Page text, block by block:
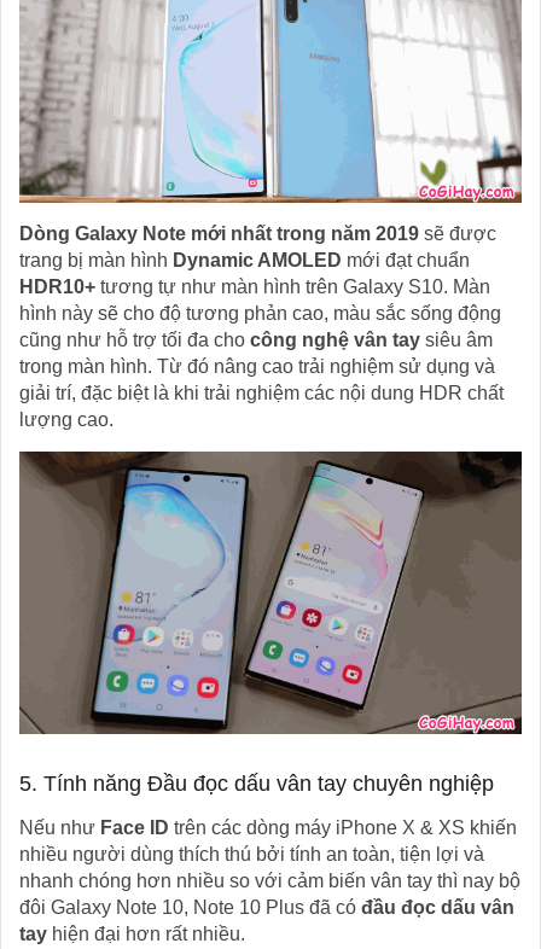
Dòng Galaxy Note mới nhất trong năm 2019 sẽ được
trang bị màn hình Dynamic AMOLED mới đạt chuẩn
HDR10+ tương tự như màn hình trên Galaxy S10. Màn
hình này sẽ cho độ tương phản cao, màu sắc sống động
cũng như hỗ trợ tối đa cho công nghệ vân tay siêu âm
trong màn hình. Từ đó nâng cao trải nghiệm sử dụng và
giải trí, đặc biệt là khi trải nghiệm các nội dung HDR chất
lượng cao.
5. Tính năng Đầu đọc dấu vân tay chuyên nghiệp
Nếu như Face ID trên các dòng máy iPhone X & XS khiến
nhiều người dùng thích thú bởi tính an toàn, tiện lợi và
nhanh chóng hơn nhiều so với cảm biến vân tay thì nay bộ
đôi Galaxy Note 10, Note 10 Plus đã có đầu đọc dấu vân
tay hiện đại hơn rất nhiều.